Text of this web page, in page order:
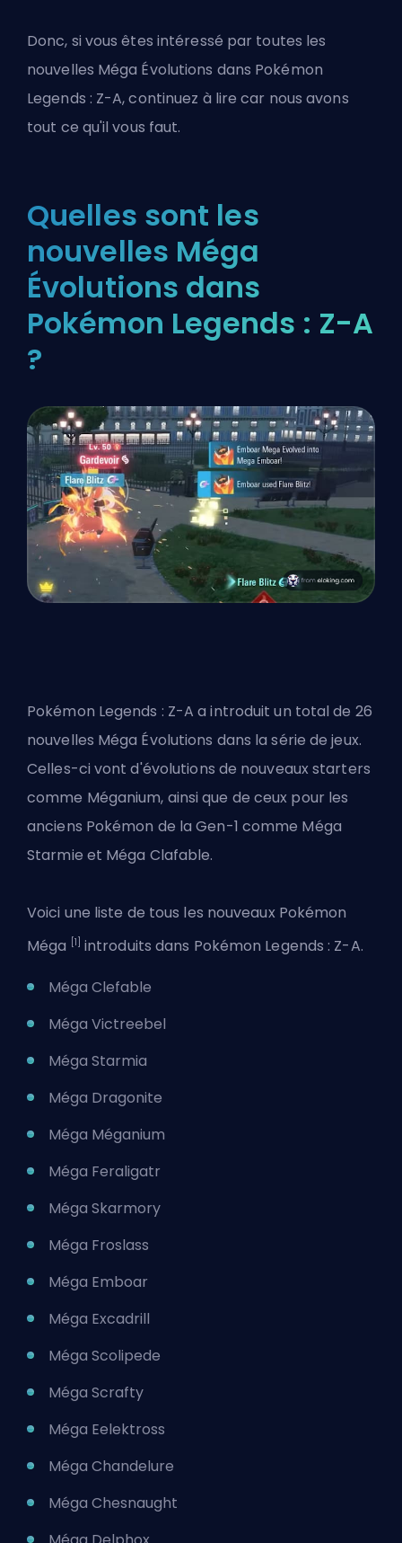
Donc, si vous êtes intéressé par toutes les
nouvelles Méga Évolutions dans Pokémon
Legends : Z-A, continuez à lire car nous avons
tout ce qu'il vous faut.
Quelles sont les
nouvelles Méga
Évolutions dans
Pokémon Legends : Z-A
?
Pokémon Legends : Z-A a introduit un total de 26
nouvelles Méga Évolutions dans la série de jeux.
Celles-ci vont d'évolutions de nouveaux starters
comme Méganium, ainsi que de ceux pour les
anciens Pokémon de la Gen-1 comme Méga
Starmie et Méga Clafable.
Voici une liste de tous les nouveaux Pokémon
Méga
[1] introduits dans Pokémon Legends : Z-A.
Méga Clefable
Méga Victreebel
Méga Starmia
Méga Dragonite
Méga Méganium
Méga Feraligatr
Méga Skarmory
Méga Froslass
Méga Emboar
Méga Excadrill
Méga Scolipede
Méga Scrafty
Méga Eelektross
Méga Chandelure
Méga Chesnaught